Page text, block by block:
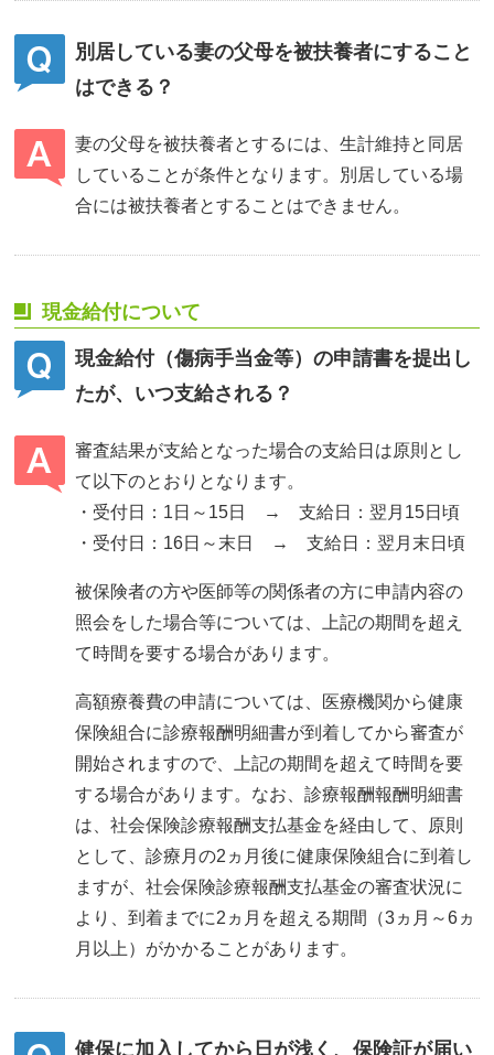
別居している妻の父母を被扶養者にすること
はできる？
妻の父母を被扶養者とするには、生計維持と同居
していることが条件となります。別居している場
合には被扶養者とすることはできません。
現金給付について
現金給付（傷病手当金等）の申請書を提出し
たが、いつ支給される？
審査結果が支給となった場合の支給日は原則とし
て以下のとおりとなります。
・受付日：1日～15日 → 支給日：翌月15日頃
・受付日：16日～末日 → 支給日：翌月末日頃
被保険者の方や医師等の関係者の方に申請内容の
照会をした場合等については、上記の期間を超え
て時間を要する場合があります。
高額療養費の申請については、医療機関から健康
保険組合に診療報酬明細書が到着してから審査が
開始されますので、上記の期間を超えて時間を要
する場合があります。なお、診療報酬報酬明細書
は、社会保険診療報酬支払基金を経由して、原則
として、診療月の2ヵ月後に健康保険組合に到着し
ますが、社会保険診療報酬支払基金の審査状況に
より、到着までに2ヵ月を超える期間（3ヵ月～6ヵ
月以上）がかかることがあります。
健保に加入してから日が浅く、保険証が届い